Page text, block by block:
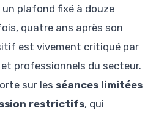
un plafond fixé à douze
quatre ans après son
est vivement critiqué par
professionnels du secteur.
sur les séances limitées
restrictifs, qui